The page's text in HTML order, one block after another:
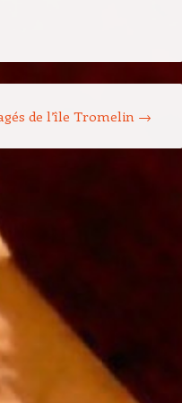
de l’île Tromelin →